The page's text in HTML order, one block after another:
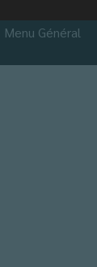
Menu Général